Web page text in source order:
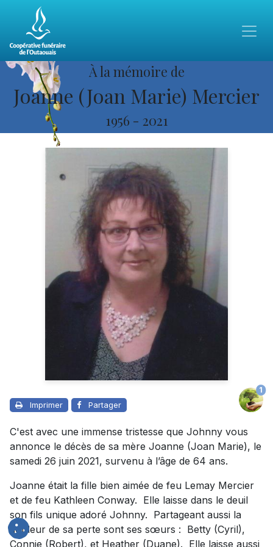
À la mémoire de
Joanne (Joan Marie) Mercier
1956 - 2021
Imprimer Partager
1
C'est avec une immense tristesse que Johnny vous
annonce le décès de sa mère Joanne (Joan Marie), le
samedi 26 juin 2021, survenu à l’âge de 64 ans.
Joanne était la fille bien aimée de feu Lemay Mercier
et de feu Kathleen Conway. Elle laisse dans le deuil
son fils unique adoré Johnny. Partageant aussi la
douleur de sa perte sont ses sœurs : Betty (Cyril),
Connie (Robert), et Heather (Duane). Elle laisse aussi